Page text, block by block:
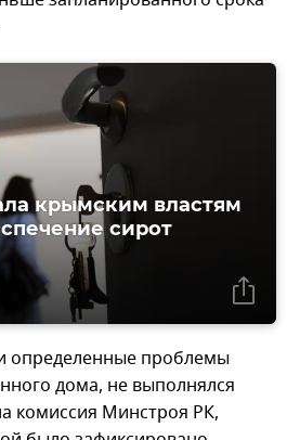
крымским властям
сирот
определенные проблемы
дома, не выполнялся
комиссия Минстроя РК,